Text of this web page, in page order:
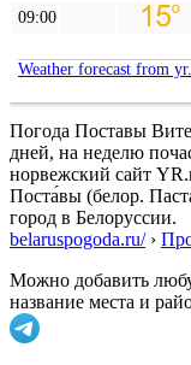
09:00
Weather forecast from
Погода Поставы
дней, на неделю
норвежский сайт
Поста́вы (белор.
город в Белоруссии.
belaruspogoda.ru/›
Можно добавить
название места и